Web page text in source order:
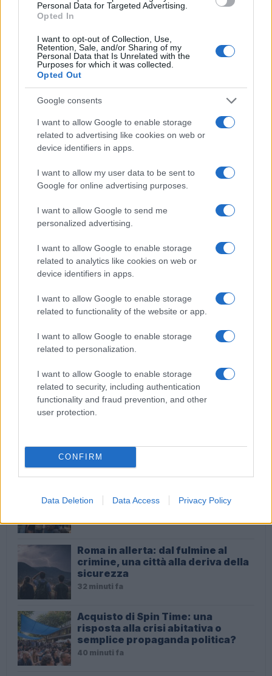
Personal Data for Targeted Advertising.
Opted In
I want to opt-out of Collection, Use,
Retention, Sale, and/or Sharing of my
Personal Data that Is Unrelated with the
Purposes for which it was collected.
Opted Out
Google consents
I want to allow Google to enable storage
related to advertising like cookies on web or
device identifiers in apps.
I want to allow my user data to be sent to
Google for online advertising purposes.
I want to allow Google to send me
personalized advertising.
I want to allow Google to enable storage
related to analytics like cookies on web or
device identifiers in apps.
I want to allow Google to enable storage
related to functionality of the website or app.
I want to allow Google to enable storage
related to personalization.
I want to allow Google to enable storage
related to security, including authentication
functionality and fraud prevention, and other
user protection.
CONFIRM
Data Deletion Data Access Privacy Policy
bollettino medico
ARTICOLI CORRELATI
Ipotesi lockdown, il direttore sanitario dello
Spallanzani: “Basta terrorizzare i cittadini, il Paese
non ha bisogno di stress”
CORONAVIRUS — Lucia Annunziata ricoverata allo
Spallanzani
“Il vaccino Sputnik testato allo Spallanzani”
ULTIME NOTIZIE
che terrorizzano il centro storico
Roma in allerta: dal fulmine al
crimine, una città alla deriva della
sicurezza
32 minuti fa
Acquisto di Spin Time: una
risposta alla crisi abitativa o
semplice propaganda politica?
40 minuti fa